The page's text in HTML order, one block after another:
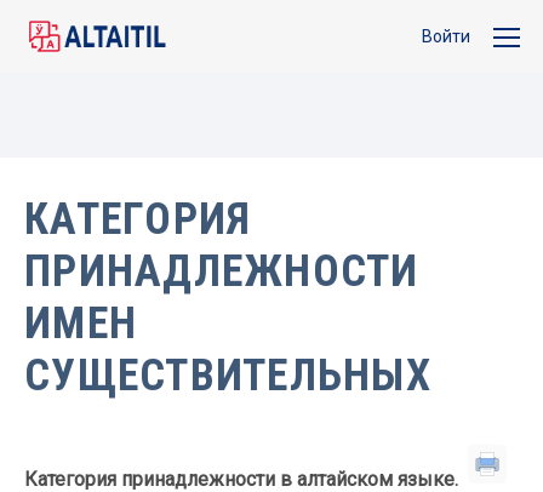
Войти
КАТЕГОРИЯ
ПРИНАДЛЕЖНОСТИ
ИМЕН
СУЩЕСТВИТЕЛЬНЫХ
Категория принадлежности в алтайском языке.